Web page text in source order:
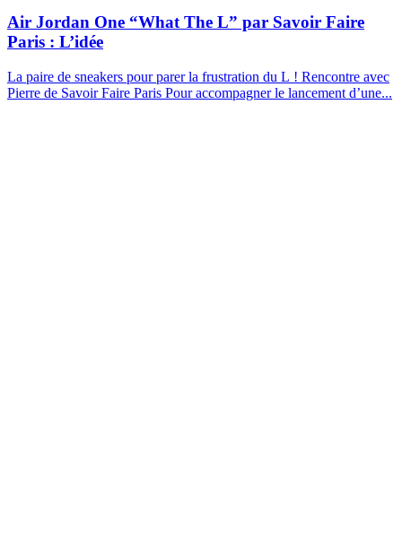
Air Jordan One “What The L” par Savoir Faire
Paris : L’idée
La paire de sneakers pour parer la frustration du L ! Rencontre avec
Pierre de Savoir Faire Paris Pour accompagner le lancement d’une...